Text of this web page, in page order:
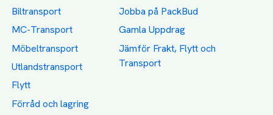
Biltransport
MC-Transport
Möbeltransport
Utlandstransport
Flytt
Förråd och lagring
Jobba på PackBud
Gamla Uppdrag
Jämför Frakt, Flytt och
Transport